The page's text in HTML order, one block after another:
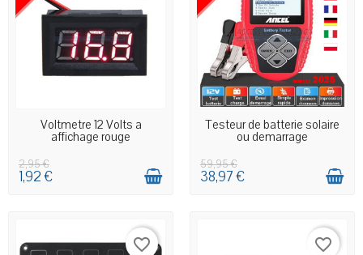
EN STOCK MAGASIN
Voltmetre 12 Volts a
affichage rouge
2,95 €
1,92 €
EN STOCK MAGASIN
Testeur de batterie solaire
ou demarrage
59,95 €
38,97 €
favorite_border favorite_border